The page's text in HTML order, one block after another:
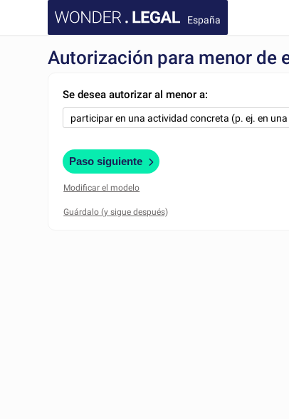
España
Autorización para menor de
Se desea autorizar al menor a:
Paso siguiente
Modificar el modelo